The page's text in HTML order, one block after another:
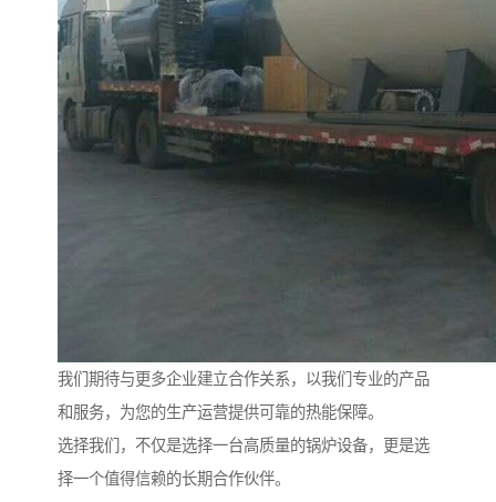
我们期待与更多企业建立合作关系，以我们专业的产品
和服务，为您的生产运营提供可靠的热能保障。
选择我们，不仅是选择一台高质量的锅炉设备，更是选
择一个值得信赖的长期合作伙伴。